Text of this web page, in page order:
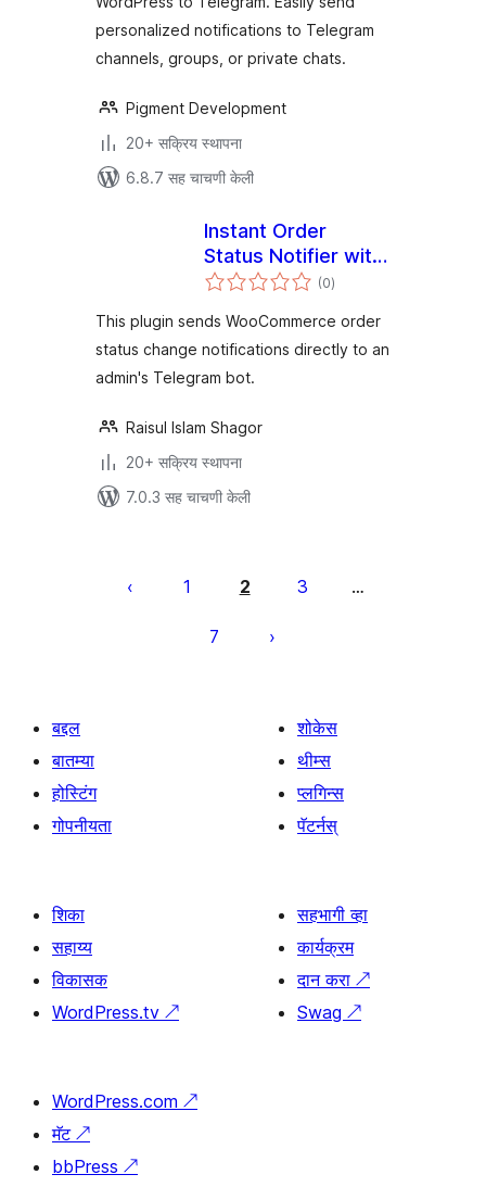
personalized notifications to Telegram
channels, groups, or private chats.
Pigment Development
20+ सक्रिय स्थापना
6.8.7 सह चाचणी केली
Instant Order
Status Notifier with
Telegram
(0एकूण
मूल्यांकन
)
This plugin sends WooCommerce order
status change notifications directly to an
admin's Telegram bot.
Raisul Islam Shagor
20+ सक्रिय स्थापना
7.0.3 सह चाचणी केली
पृष्ठांकन
1 2 3 …
7
बद्दल
बातम्या
होस्टिंग
गोपनीयता
शोकेस
थीम्स
प्लगिन्स
पॅटर्नस्
शिका
सहाय्य
विकासक
WordPress.tv ↗
सहभागी व्हा
कार्यक्रम
दान करा ↗
Swag ↗
WordPress.com ↗
मॅट ↗
bbPress ↗